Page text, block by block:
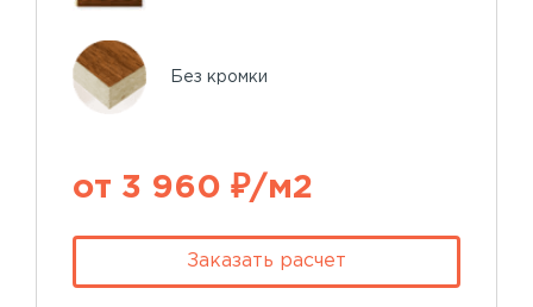
Без кромки
от 3 960 ₽/м2
Заказать расчет